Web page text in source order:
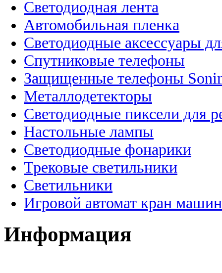
Светодиодная лента
Автомобильная пленка
Светодиодные аксессуары
Спутниковые телефоны
Защищенные телефоны
Металлодетекторы
Светодиодные пиксели для
Настольные лампы
Светодиодные фонарики
Трековые светильники
Светильники
Игровой автомат кран
Информация